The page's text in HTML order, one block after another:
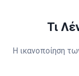
Τι
Η ικανοποίηση